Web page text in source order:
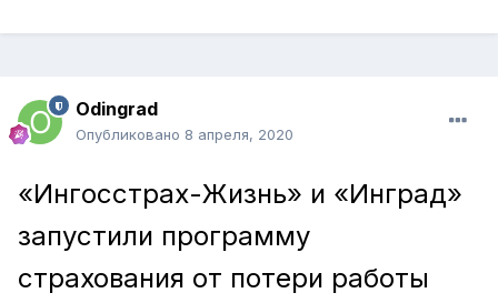
Odingrad
Опубликовано 8 апреля, 2020
«Ингосстрах-Жизнь» и «Инград»
запустили программу
страхования от потери работы